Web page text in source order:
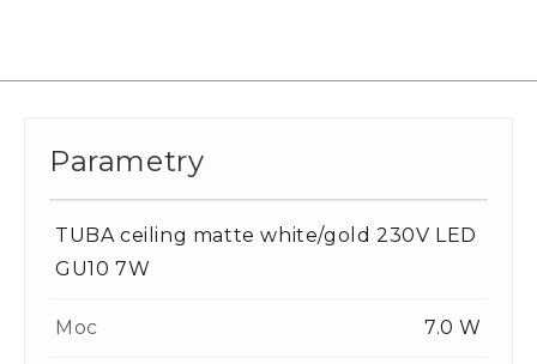
Parametry
TUBA ceiling matte white/gold 230V LED
GU10 7W
Moc 7.0 W